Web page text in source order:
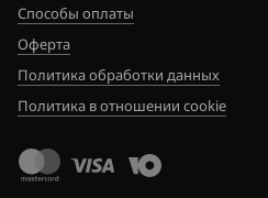
SWM
Tank
Tenet
Toyota
Способы оплаты
Оферта
Политика обработки данных
Политика в отношении cookie